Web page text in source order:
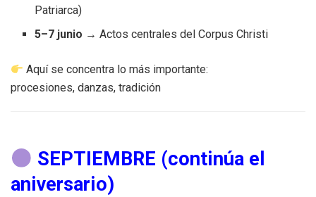
Patriarca)
5–7 junio → Actos centrales del Corpus Christi
Aquí se concentra lo más importante:
procesiones, danzas, tradición
SEPTIEMBRE (continúa el
aniversario)